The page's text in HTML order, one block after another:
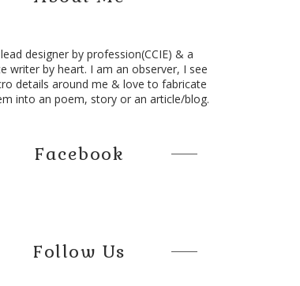
designer by profession(CCIE) & a
writer by heart. I am an observer, I see
details around me & love to fabricate
into an poem, story or an article/blog.
Facebook
Follow Us